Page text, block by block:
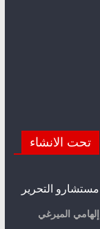
تحت الانشاء
مستشارو التحرير
إلهامي الميرغي